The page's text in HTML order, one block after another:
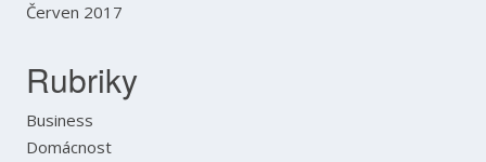
Červen 2017
Rubriky
Business
Domácnost